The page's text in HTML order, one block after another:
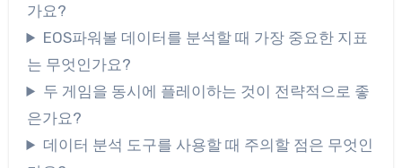
가요?
EOS파워볼 데이터를 분석할 때 가장 중요한 지표
는 무엇인가요?
두 게임을 동시에 플레이하는 것이 전략적으로 좋
은가요?
데이터 분석 도구를 사용할 때 주의할 점은 무엇인